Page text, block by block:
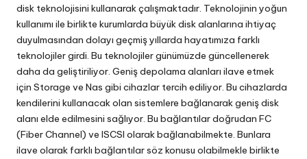
disk teknolojisini kullanarak çalışmaktadır. Teknolojinin yoğun
kullanımı ile birlikte kurumlarda büyük disk alanlarına ihtiyaç
duyulmasından dolayı geçmiş yıllarda hayatımıza farklı
teknolojiler girdi. Bu teknolojiler günümüzde güncellenerek
daha da geliştiriliyor. Geniş depolama alanları ilave etmek
için Storage ve Nas gibi cihazlar tercih ediliyor. Bu cihazlarda
kendilerini kullanacak olan sistemlere bağlanarak geniş disk
alanı elde edilmesini sağlıyor. Bu bağlantılar doğrudan FC
(Fiber Channel) ve ISCSI olarak bağlanabilmekte. Bunlara
ilave olarak farklı bağlantılar söz konusu olabilmekle birlikte